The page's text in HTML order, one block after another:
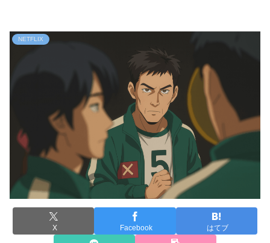
NETFLIX
X Facebook はてブ